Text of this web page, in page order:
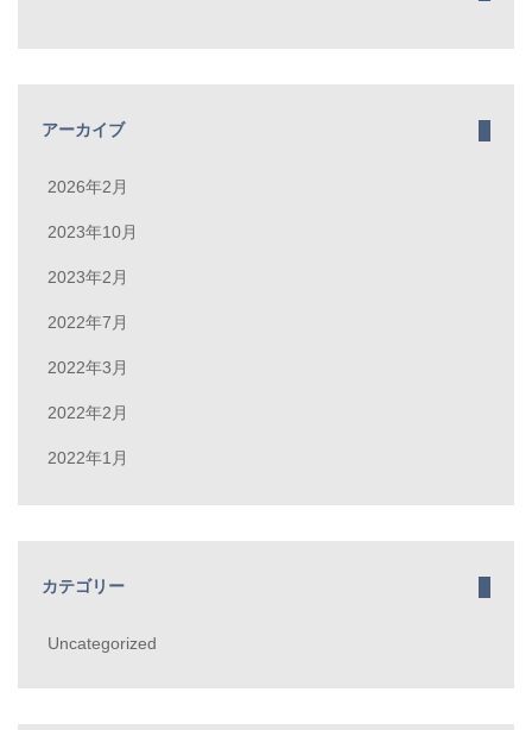
アーカイブ
2026年2月
2023年10月
2023年2月
2022年7月
2022年3月
2022年2月
2022年1月
カテゴリー
Uncategorized